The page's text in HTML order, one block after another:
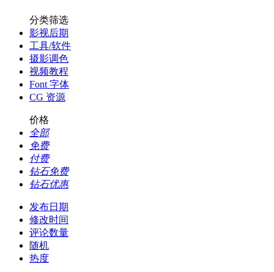
分类筛选
影视后期
工具/软件
摄影调色
视频教程
Font 字体
CG 资源
价格
全部
免费
付费
钻石免费
钻石优惠
发布日期
修改时间
评论数量
随机
热度